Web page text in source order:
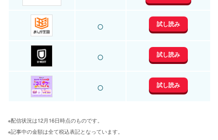
○ 試し読み
○ 試し読み
○ 試し読み
※配信状況は12月16日時点のものです。
※記事中の金額は全て税込表記となっています。